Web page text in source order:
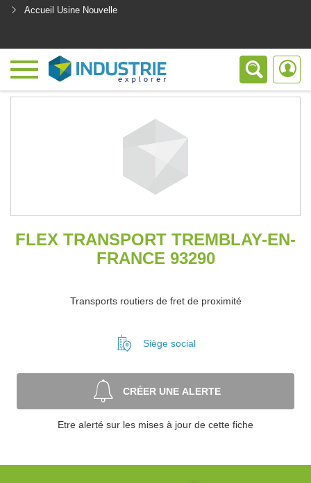
Accueil Usine Nouvelle
FLEX TRANSPORT TREMBLAY-EN-
FRANCE 93290
Transports routiers de fret de proximité
Siège social
CRÉER UNE ALERTE
Etre alerté sur les mises à jour de cette fiche